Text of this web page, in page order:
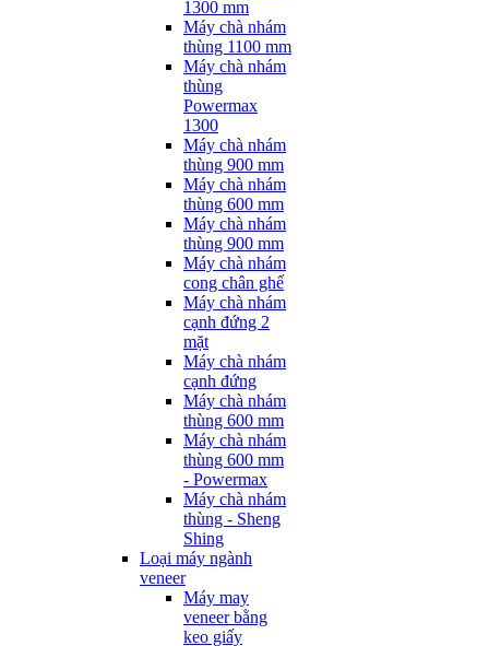
1300 mm
Máy chà nhám
thùng 1100 mm
Máy chà nhám
thùng
Powermax
1300
Máy chà nhám
thùng 900 mm
Máy chà nhám
thùng 600 mm
Máy chà nhám
thùng 900 mm
Máy chà nhám
cong chân ghế
Máy chà nhám
cạnh đứng 2
mặt
Máy chà nhám
cạnh đứng
Máy chà nhám
thùng 600 mm
Máy chà nhám
thùng 600 mm
- Powermax
Máy chà nhám
thùng - Sheng
Shing
Loại máy ngành
veneer
Máy may
veneer bằng
keo giấy